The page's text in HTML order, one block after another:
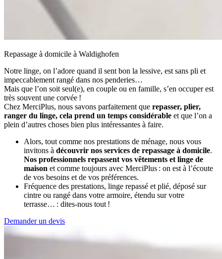
Repassage à domicile à Waldighofen
Notre linge, on l’adore quand il sent bon la lessive, est sans pli et
impeccablement rangé dans nos penderies…
Mais que l’on soit seul(e), en couple ou en famille, s’en occuper est
très souvent une corvée !
Chez MerciPlus, nous savons parfaitement que repasser, plier,
ranger du linge, cela prend un temps considérable et que l’on a
plein d’autres choses bien plus intéressantes à faire.
Alors, tout comme nos prestations de ménage, nous vous
invitons à découvrir nos services de repassage à domicile.
Nos professionnels repassent vos vêtements et linge de
maison et comme toujours avec MerciPlus : on est à l’écoute
de vos besoins et de vos préférences.
Fréquence des prestations, linge repassé et plié, déposé sur
cintre ou rangé dans votre armoire, étendu sur votre
terrasse… : dites-nous tout !
Demander un devis